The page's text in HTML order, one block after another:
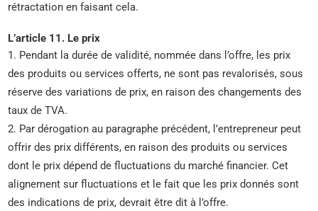
rétractation en faisant cela.
L’article 11. Le prix
1. Pendant la durée de validité, nommée dans l’offre, les prix
des produits ou services offerts, ne sont pas revalorisés, sous
réserve des variations de prix, en raison des changements des
taux de TVA.
2. Par dérogation au paragraphe précédent, l’entrepreneur peut
offrir des prix différents, en raison des produits ou services
dont le prix dépend de fluctuations du marché financier. Cet
alignement sur fluctuations et le fait que les prix donnés sont
des indications de prix, devrait être dit à l’offre.